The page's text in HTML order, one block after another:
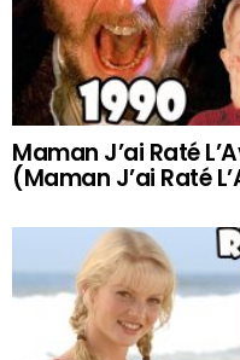
Maman J’ai Raté
(Maman J’ai Raté